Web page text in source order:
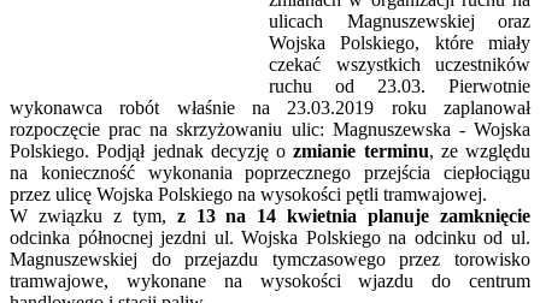
ulicach Magnuszewskiej oraz
Wojska Polskiego, które miały
czekać wszystkich uczestników
ruchu od 23.03. Pierwotnie
wykonawca robót właśnie na 23.03.2019 roku zaplanował
rozpoczęcie prac na skrzyżowaniu ulic: Magnuszewska - Wojska
Polskiego. Podjął jednak decyzję ozmianie terminu, ze względu
na konieczność wykonania poprzecznego przejścia ciepłociągu
przez ulicę Wojska Polskiego na wysokości pętli tramwajowej.
W związku z tym, z 13 na 14 kwietnia planuje zamknięcie
odcinka północnej jezdni ul. Wojska Polskiego na odcinku od ul.
Magnuszewskiej do przejazdu tymczasowego przez torowisko
tramwajowe, wykonane na wysokości wjazdu do centrum